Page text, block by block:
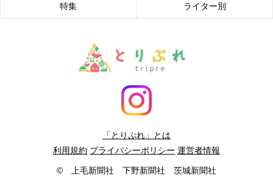
特集 ライター別
「とりぷれ」とは
利用規約 プライバシーポリシー 運営者情報
© 上毛新聞社 下野新聞社 茨城新聞社